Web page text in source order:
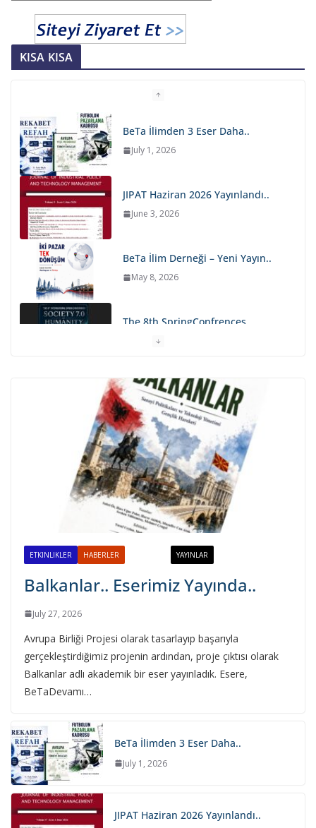
KISA KISA
BeTa İlimden 3 Eser Daha..
July 1, 2026
JIPAT Haziran 2026 Yayınlandı..
June 3, 2026
BeTa İlim Derneği – Yeni Yayın..
May 8, 2026
The 8th SpringConfrences…
May 4, 2026
JISTECH Nisan 2026 Sayısı
Yayında..
April 21, 2026
Balkanlar.. Eserimiz Yayında..
July 27, 2026
ETKINLIKLER HABERLER YAYINLAR
Balkanlar.. Eserimiz Yayında..
July 27, 2026
Avrupa Birliği Projesi olarak tasarlayıp başarıyla
gerçekleştirdiğimiz projenin ardından, proje çıktısı olarak
Balkanlar adlı akademik bir eser yayınladık. Esere,
BeTaDevamı…
BeTa İlimden 3 Eser Daha..
July 1, 2026
JIPAT Haziran 2026 Yayınlandı..